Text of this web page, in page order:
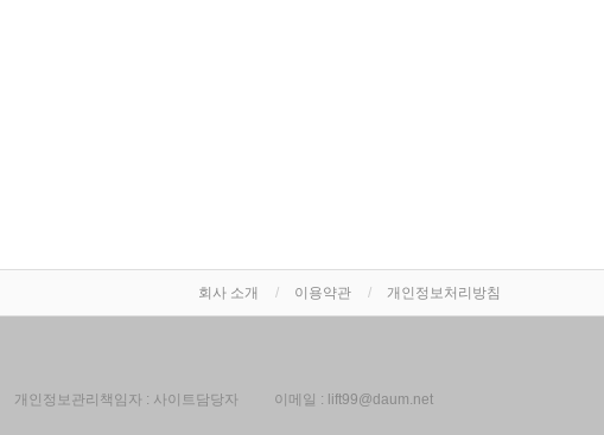
회사 소개 이용약관 개인정보처리방침
개인정보관리책임자 : 사이트담당자 이메일 : lift99@daum.net